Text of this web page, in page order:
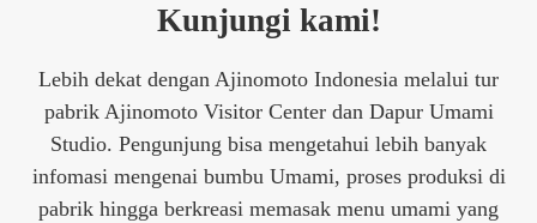
Kunjungi kami!
Lebih dekat dengan Ajinomoto Indonesia melalui tur
pabrik Ajinomoto Visitor Center dan Dapur Umami
Studio. Pengunjung bisa mengetahui lebih banyak
infomasi mengenai bumbu Umami, proses produksi di
pabrik hingga berkreasi memasak menu umami yang